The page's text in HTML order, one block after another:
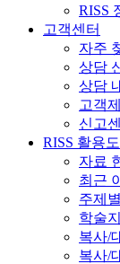
RISS
고객센터
자주
상담
상담
고객
신고
RISS 활용
자료
최근
주제
학술
복사/
복사/